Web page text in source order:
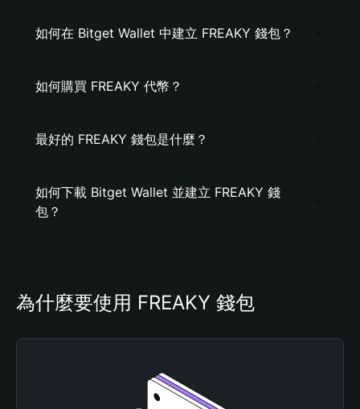
如何在 Bitget Wallet 中建立 FREAKY 錢包？
如何購買 FREAKY 代幣？
最好的 FREAKY 錢包是什麼？
如何下載 Bitget Wallet 並建立 FREAKY 錢
包？
為什麼要使用 FREAKY 錢包